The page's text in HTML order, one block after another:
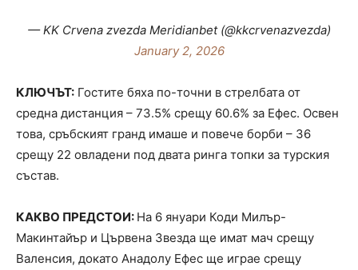
— KK Crvena zvezda Meridianbet (@kkcrvenazvezda)
January 2, 2026
КЛЮЧЪТ: Гостите бяха по-точни в стрелбата от
средна дистанция – 73.5% срещу 60.6% за Ефес. Освен
това, сръбският гранд имаше и повече борби – 36
срещу 22 овладени под двата ринга топки за турския
състав.
КАКВО ПРЕДСТОИ: На 6 януари Коди Милър-
Макинтайър и Цървена Звезда ще имат мач срещу
Валенсия, докато Анадолу Ефес ще играе срещу